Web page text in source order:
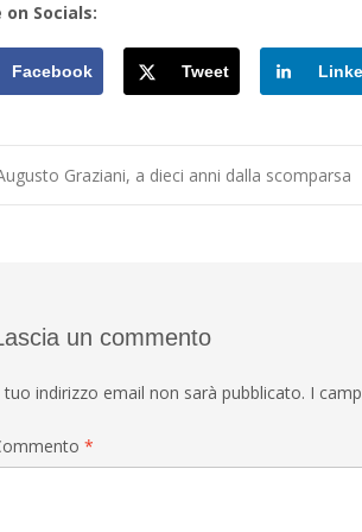
on Socials:
Facebook Tweet
Graziani, a dieci anni dalla scomparsa
un commento
tuo indirizzo email non sarà pubblicato. I
*